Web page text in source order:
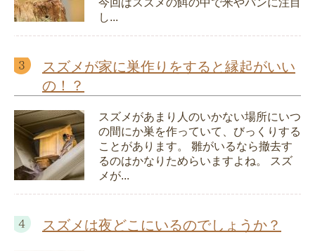
今回はスズメの餌の中で米やパンに注目
し...
スズメが家に巣作りをすると縁起がいい
の！？
スズメがあまり人のいかない場所にいつ
の間にか巣を作っていて、びっくりする
ことがあります。 雛がいるなら撤去す
るのはかなりためらいますよね。 スズ
メが...
スズメは夜どこにいるのでしょうか？